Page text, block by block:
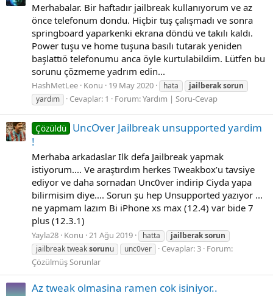
Merhabalar. Bir haftadır jailbreak kullanıyorum ve az
önce telefonum dondu. Hiçbir tuş çalışmadı ve sonra
springboard yaparkenki ekrana döndü ve takılı kaldı.
Power tuşu ve home tuşuna basılı tutarak yeniden
başlattıö telefonumu anca öyle kurtulabildim. Lütfen bu
sorunu çözmeme yadrım edin...
HashMetLee Konu 19 May 2020 hata jailberaksorun
yardım
Cevaplar: 1 Forum:Yardım | Soru-Cevap
Çözüldü UncOver Jailbreak unsupported yardim
!
Merhaba arkadaslar Ilk defa Jailbreak yapmak
istiyorum.... Ve araştırdım herkes Tweakbox’u tavsiye
ediyor ve daha sornadan Unc0ver indirip Ciyda yapa
bilirmisim diye.... Sorun şu hep Unsupported yazıyor ...
ne yapmam lazım Bi iPhone xs max (12.4) var bide 7
plus (12.3.1)
Yayla28 Konu 21 Ağu 2019 hatta jailberaksorun
jailbreak tweaksorunu unc0ver Cevaplar: 3 Forum:
Çözülmüş Sorunlar
Az tweak olmasina ramen cok isiniyor..